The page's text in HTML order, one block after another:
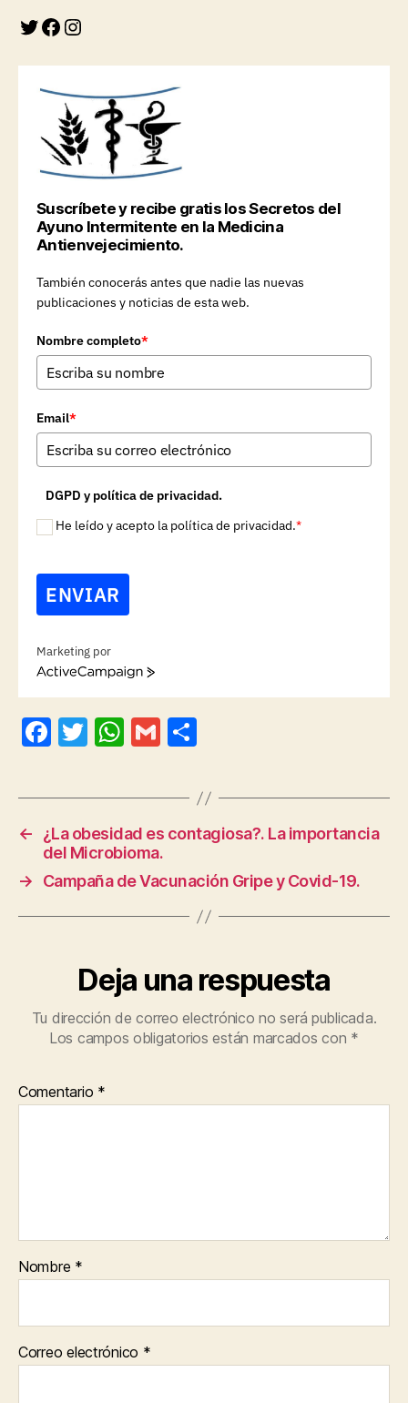
Twitter
Facebook
Instagram
Suscríbete y recibe gratis los Secretos del
Ayuno Intermitente en la Medicina
Antienvejecimiento.
También conocerás antes que nadie las nuevas
publicaciones y noticias de esta web.
Nombre completo*
Email*
DGPD y política de privacidad.
He leído y acepto la política de privacidad.*
ENVIAR
Marketing por
A
i
v
a
F
c
e
b
o
o
T
itt
er
W
at
A
p
p
G
ai m
p
a
rt
ir
←
¿La obesidad es contagiosa?. La importancia
del Microbioma.
→
Campaña de Vacunación Gripe y Covid-19.
Deja una respuesta
Tu dirección de correo electrónico no será publicada.
Los campos obligatorios están marcados con *
Comentario *
Nombre *
Correo electrónico *